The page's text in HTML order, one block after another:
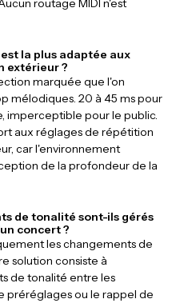
routage MIDI n'est
la plus adaptée aux
extérieur ?
marquée que l'on
mélodiques. 20 à 45 ms pour
imperceptible pour le public.
aux réglages de répétition
car l'environnement
de la profondeur de la
de tonalité sont-ils gérés
concert ?
les changements de
solution consiste à
de tonalité entre les
préréglages ou le rappel de